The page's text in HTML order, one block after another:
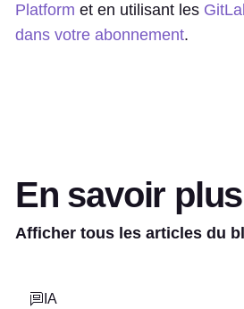
Platform et en utilisant les
dans votre abonnement.
En savoir plus
Afficher tous les articles du
IA